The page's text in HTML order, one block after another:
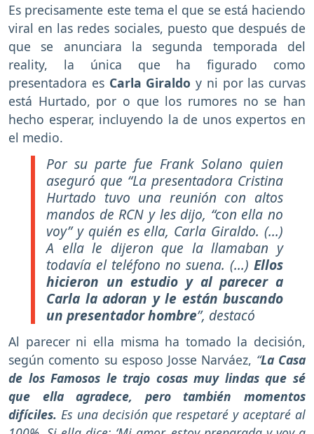
Es precisamente este tema el que se está haciendo
viral en las redes sociales, puesto que después de
que se anunciara la segunda temporada del
reality, la única que ha figurado como
presentadora es Carla Giraldo y ni por las curvas
está Hurtado, por o que los rumores no se han
hecho esperar, incluyendo la de unos expertos en
el medio.
Por su parte fue Frank Solano quien
aseguró que “La presentadora Cristina
Hurtado tuvo una reunión con altos
mandos de RCN y les dijo, “con ella no
voy” y quién es ella, Carla Giraldo. (...)
A ella le dijeron que la llamaban y
todavía el teléfono no suena. (...) Ellos
hicieron un estudio y al parecer a
Carla la adoran y le están buscando
un presentador hombre”, destacó
Al parecer ni ella misma ha tomado la decisión,
según comento su esposo Josse Narváez, “La Casa
de los Famosos le trajo cosas muy lindas que sé
que ella agradece, pero también momentos
difíciles. Es una decisión que respetaré y aceptaré al